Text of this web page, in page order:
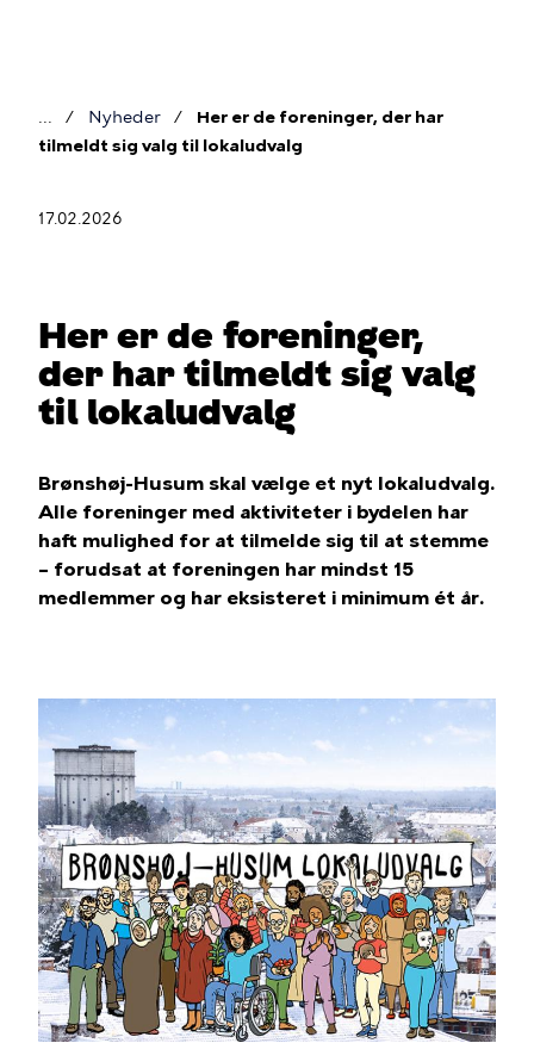
Brødkrumme
Nyheder
Her er de foreninger, der har
tilmeldt sig valg til lokaludvalg
17.02.2026
Her er de foreninger,
der har tilmeldt sig valg
til lokaludvalg
Brønshøj-Husum skal vælge et nyt lokaludvalg.
Alle foreninger med aktiviteter i bydelen har
haft mulighed for at tilmelde sig til at stemme
– forudsat at foreningen har mindst 15
medlemmer og har eksisteret i minimum ét år.